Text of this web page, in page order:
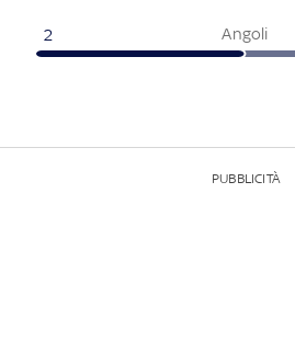
Angoli
2
PUBBLICITÀ